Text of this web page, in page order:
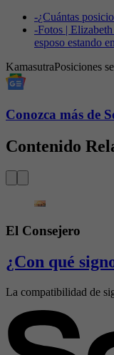
-¿Cuántas
-Fotos |
esposo estando
KamasutraPosiciones
Conozca más de
Contenido
El Consejero
¿Con qué
La compatibilidad de